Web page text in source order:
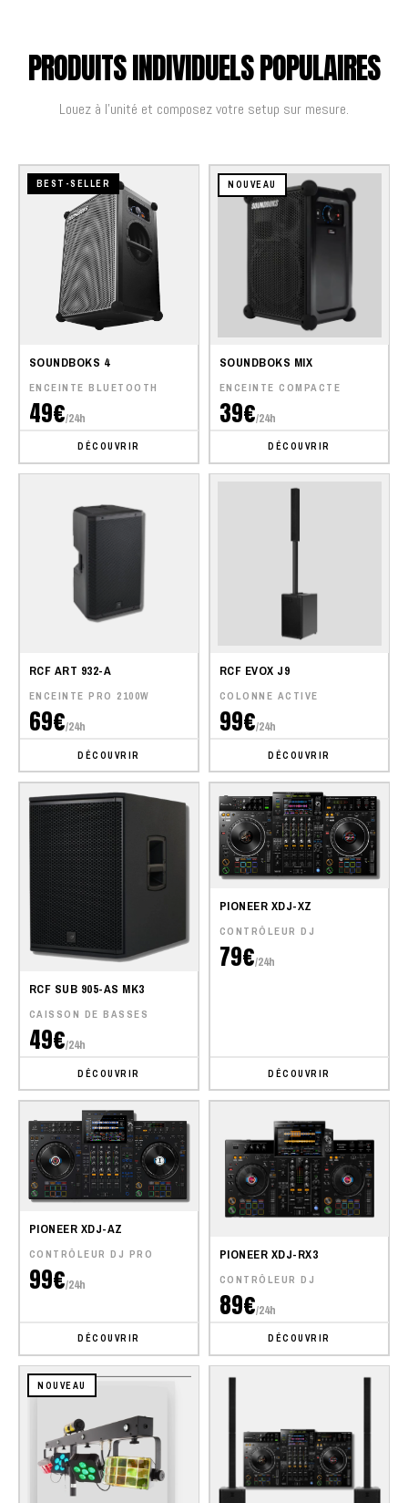
PRODUITS INDIVIDUELS POPULAIRES
Louez à l'unité et composez votre setup sur mesure.
BEST-SELLER
SOUNDBOKS 4
ENCEINTE BLUETOOTH
49€/24h
DÉCOUVRIR
NOUVEAU
SOUNDBOKS MIX
ENCEINTE COMPACTE
39€/24h
DÉCOUVRIR
RCF ART 932-A
ENCEINTE PRO 2100W
69€/24h
DÉCOUVRIR
RCF EVOX J9
COLONNE ACTIVE
99€/24h
DÉCOUVRIR
RCF SUB 905-AS MK3
CAISSON DE BASSES
49€/24h
DÉCOUVRIR
PIONEER XDJ-XZ
CONTRÔLEUR DJ
79€/24h
DÉCOUVRIR
PIONEER XDJ-AZ
CONTRÔLEUR DJ PRO
99€/24h
DÉCOUVRIR
PIONEER XDJ-RX3
CONTRÔLEUR DJ
89€/24h
DÉCOUVRIR
NOUVEAU